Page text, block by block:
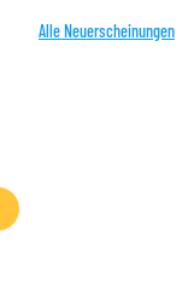
Alle Neuerscheinungen